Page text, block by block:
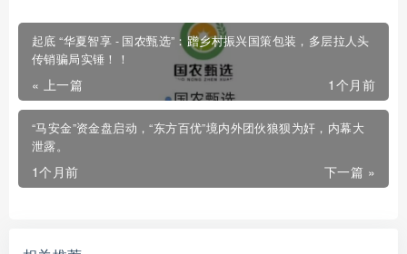
起底 “华夏智享 - 国农甄选”：蹭乡村振兴国策包装，多层拉人头
传销骗局实锤！！
« 上一篇 1个月前
“马安金”资金盘启动，“东方百优”境内外团伙狼狈为奸，内幕大
泄露。
下一篇 »
1个月前